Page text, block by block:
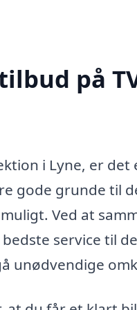
på
i Lyne, er
gode grunde til
Ved at
service til
unødvendige